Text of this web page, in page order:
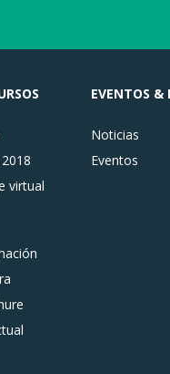
virtual
EVENTOS &
Noticias
Eventos